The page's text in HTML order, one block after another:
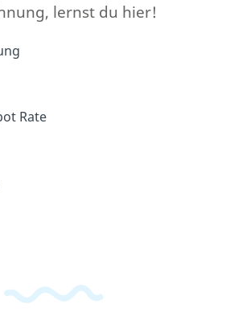
lernst du hier!
Rate